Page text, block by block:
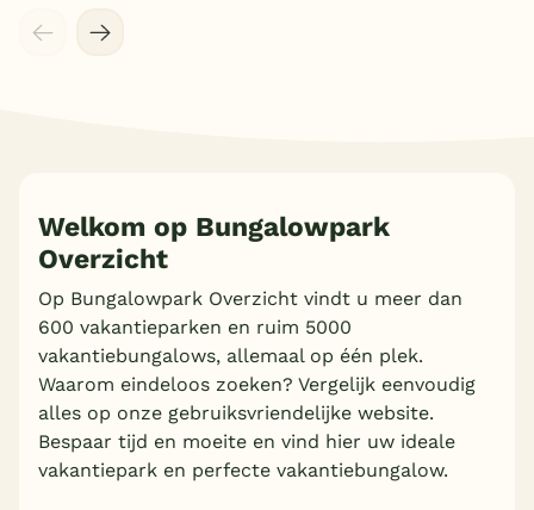
Welkom op Bungalowpark
Overzicht
Op Bungalowpark Overzicht vindt u meer dan
600 vakantieparken en ruim 5000
vakantiebungalows, allemaal op één plek.
Waarom eindeloos zoeken? Vergelijk eenvoudig
alles op onze gebruiksvriendelijke website.
Bespaar tijd en moeite en vind hier uw ideale
vakantiepark en perfecte vakantiebungalow.